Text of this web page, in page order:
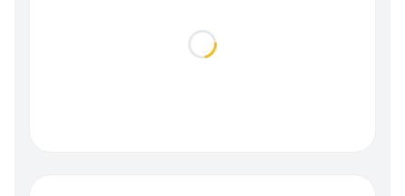
Loading...